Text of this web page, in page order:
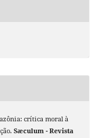
crítica moral à
Sæculum - Revista